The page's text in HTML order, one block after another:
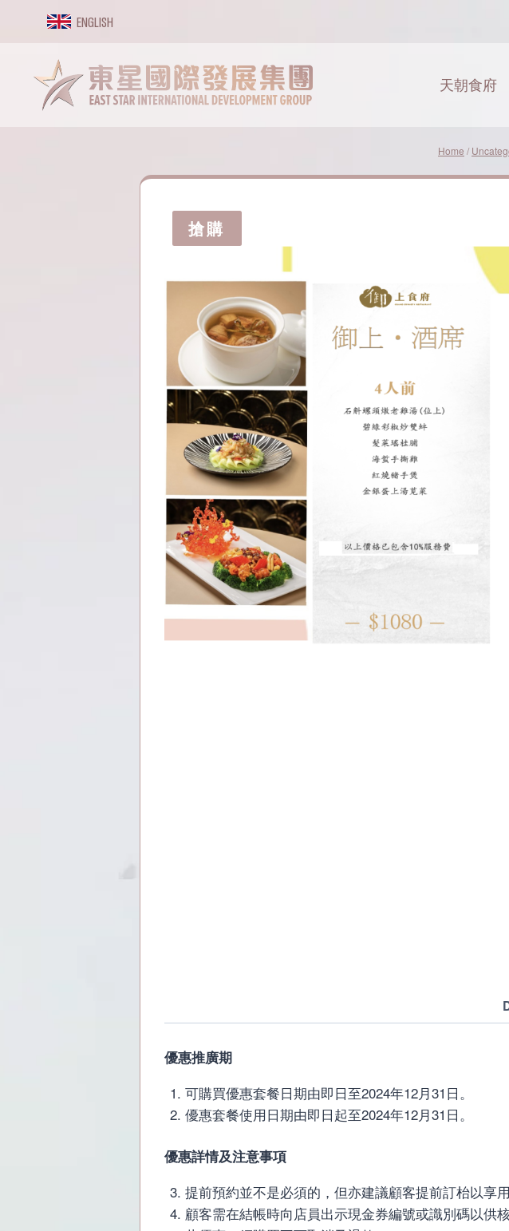
ENGLISH
天朝食府
Home /
搶購
優惠推廣期
可購買優惠套餐日期由即日至2024年12月31日。
優惠套餐使用日期由即日起至2024年12月31日。
優惠詳情及注意事項
提前預約並不是必須的，但亦建議顧客提前訂枱以享
顧客需在結帳時向店員出示現金券編號或識別碼以供核